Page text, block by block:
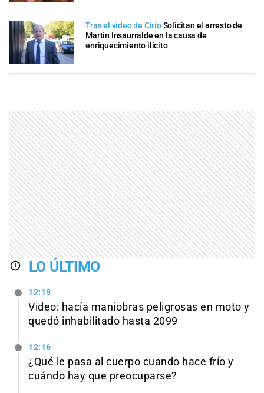
Tras el video de CirioSolicitan el arresto de
Martín Insaurralde en la causa de
enriquecimiento ilícito
LO ÚLTIMO
12:19
Video: hacía maniobras peligrosas en moto y
quedó inhabilitado hasta 2099
12:16
¿Qué le pasa al cuerpo cuando hace frío y
cuándo hay que preocuparse?